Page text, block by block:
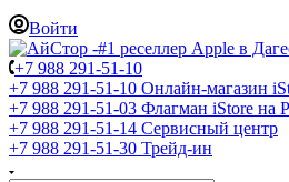
Войти
+7 988 291-51-10
+7 988 291-51-10 Онлайн-магазин
+7 988 291-51-03 Флагман iStore на
+7 988 291-51-14 Сервисный центр
+7 988 291-51-30 Трейд-ин